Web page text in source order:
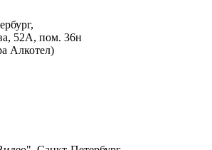
52А, пом. 36н
Алкотел)